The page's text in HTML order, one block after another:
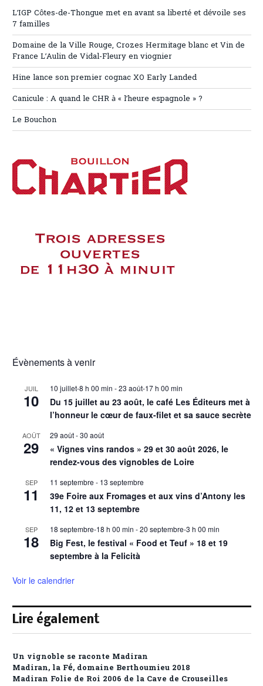
L’IGP Côtes-de-Thongue met en avant sa liberté et dévoile ses
7 familles
Domaine de la Ville Rouge, Crozes Hermitage blanc et Vin de
France L’Aulin de Vidal-Fleury en viognier
Hine lance son premier cognac XO Early Landed
Canicule : A quand le CHR à « l’heure espagnole » ?
Le Bouchon
Évènements à venir
JUIL
10
10 juillet-8 h 00 min -23 août-17 h 00 min
Du 15 juillet au 23 août, le café Les Éditeurs met à
l’honneur le cœur de faux-filet et sa sauce secrète
AOÛT
29
29 août-30 août
« Vignes vins randos » 29 et 30 août 2026, le
rendez-vous des vignobles de Loire
SEP
11
11 septembre - 13 septembre
39e Foire aux Fromages et aux vins d’Antony les
11, 12 et 13 septembre
SEP
18
18 septembre-18 h 00 min -20 septembre-3 h 00 min
Big Fest, le festival « Food et Teuf » 18 et 19
septembre à la Felicità
Voir le calendrier
Lire également
Un vignoble se raconte Madiran
Madiran, la Fé, domaine Berthoumieu 2018
Madiran Folie de Roi 2006 de la Cave de Crouseilles